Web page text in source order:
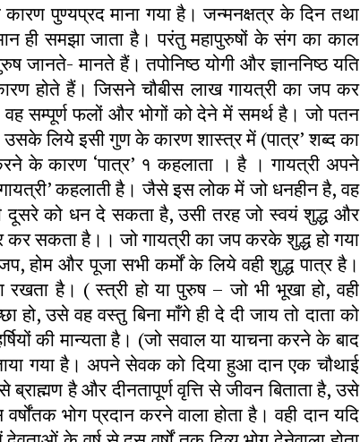
पुण्यप्रद माना गया है। जन्मनक्षत्र के दिन तथा
ही समझा जाता है। परंतु महापुरुषों के संग का काल
जानते- मानते हैं। तपोनिष्ठ योगी और ज्ञाननिष्ठ यति
होते हैं। जिसने चौबीस लाख गायत्री का जप कर
वह सम्पूर्ण फलों और भोगों को देने में समर्थ है। जो पतन
लिये इसी गुण के कारण शास्त्र में (पात्र’ शब्द का
के कारण ‘पात्र’ १ कहलाता । है । गायत्री अपने
कहलाती है। जैसे इस लोक में जो धनहीन है, वह
दूसरे को धन दे सकता है, उसी तरह जो स्वयं शुद्ध और
कर सकता है।। जो गायत्री का जप करके शुद्ध हो गया
होम और पूजा सभी कर्मों के लिये वही शुद्ध पात्र है।
रखता है। ( स्त्री हो या पुरुष – जो भी भूखा हो, वही
उसे वह वस्तु बिना माँगे ही दे दी जाय तो दाता को
की मान्यता है। (जो सवाल या याचना करने के बाद
गया है। अपने सेवक को दिया हुआ दान एक चौथाई
है और दीनतापूर्ण वृत्ति से जीवन बिताता है, उसे
भोग प्रदान करने वाला होता है। वही दान यदि